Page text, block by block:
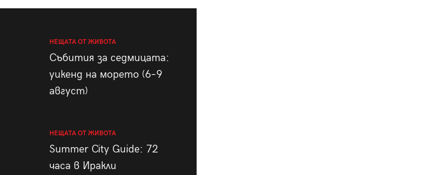
НЕЩАТА ОТ ЖИВОТА
Събития за седмицата:
уикенд на морето (6–9
август)
НЕЩАТА ОТ ЖИВОТА
Summer City Guide: 72
часа в Иракли